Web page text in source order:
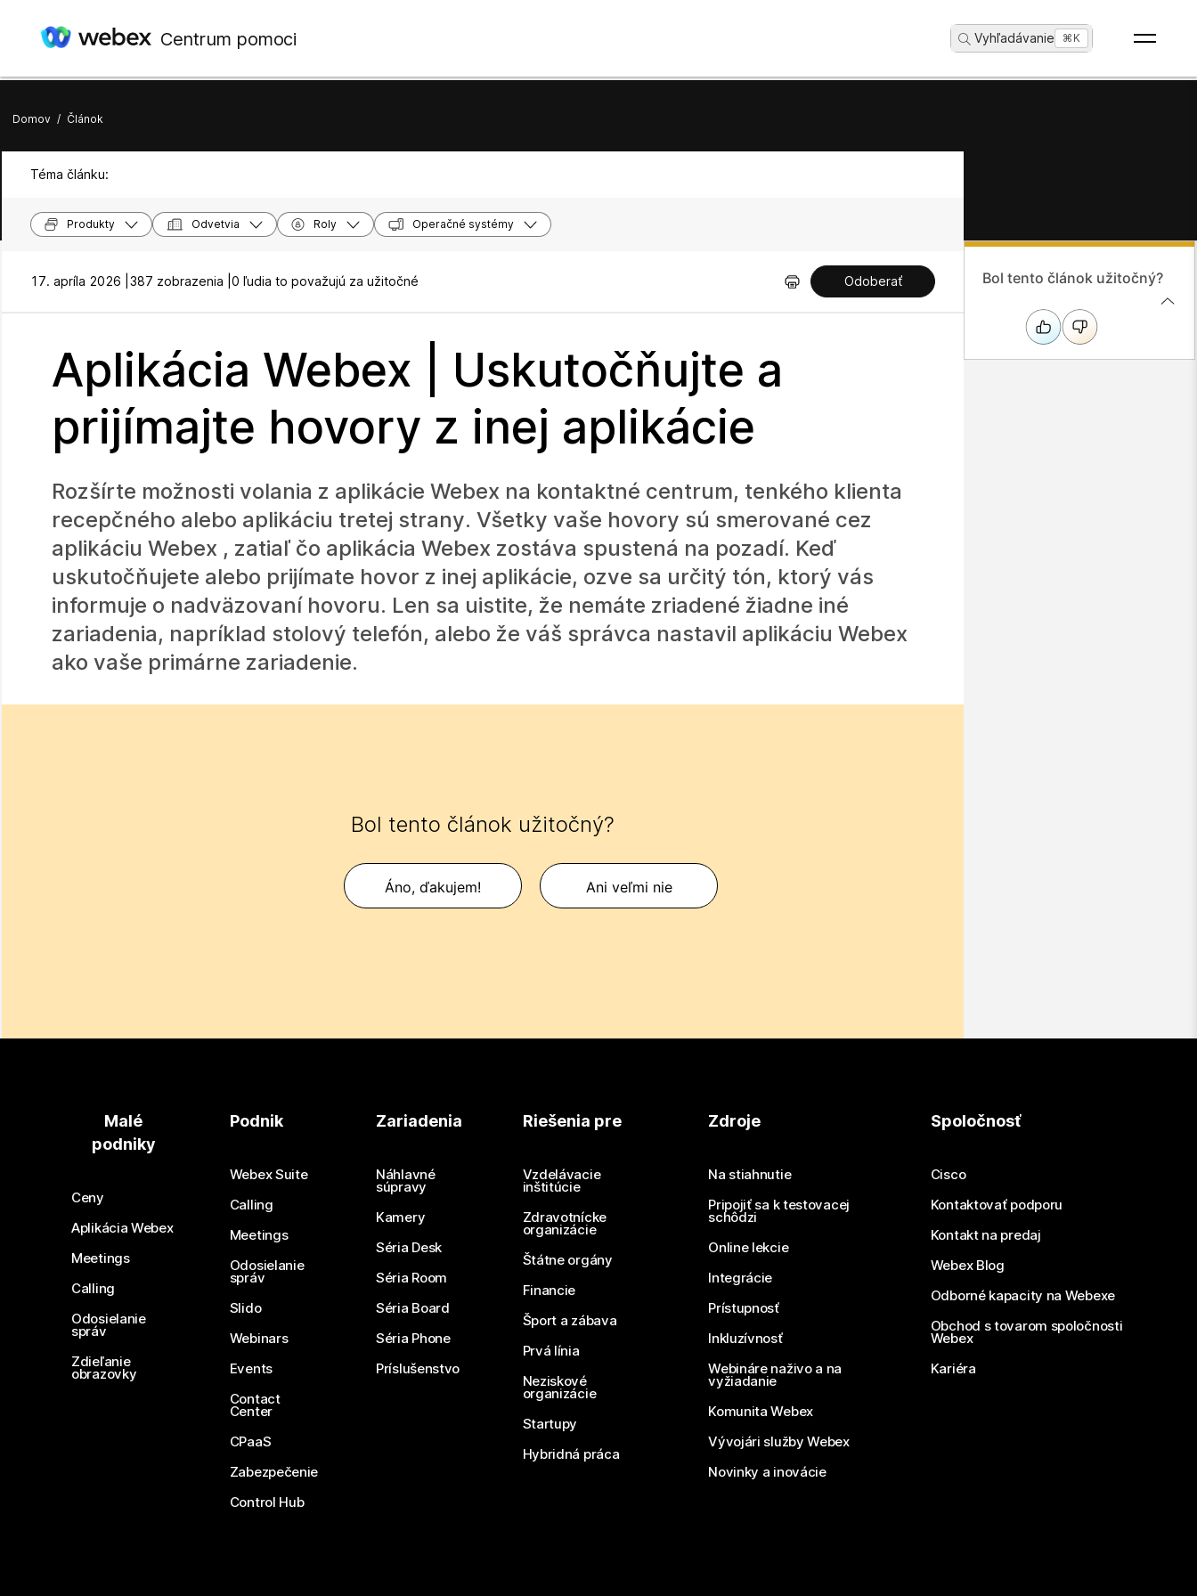
Centrum pomoci Vyhľadávanie ...⌘K
Domov / Článok
Téma článku:
Produkty Odvetvia Roly Operačné systémy
17. apríla 2026 | 387 zobrazenia | 0 ľudia to považujú za užitočné Odoberať
Aplikácia Webex | Uskutočňujte a
prijímajte hovory z inej aplikácie
Rozšírte možnosti volania z aplikácie Webex na kontaktné centrum, tenkého klienta
recepčného alebo aplikáciu tretej strany. Všetky vaše hovory sú smerované cez
aplikáciu Webex , zatiaľ čo aplikácia Webex zostáva spustená na pozadí. Keď
uskutočňujete alebo prijímate hovor z inej aplikácie, ozve sa určitý tón, ktorý vás
informuje o nadväzovaní hovoru. Len sa uistite, že nemáte zriadené žiadne iné
zariadenia, napríklad stolový telefón, alebo že váš správca nastavil aplikáciu Webex
ako vaše primárne zariadenie.
Bol tento článok užitočný?
Áno, ďakujem! Ani veľmi nie
Bol tento článok užitočný?
Malé
podniky
Ceny
Aplikácia Webex
Meetings
Calling
Odosielanie
správ
Zdieľanie
obrazovky
Podnik
Webex Suite
Calling
Meetings
Odosielanie
správ
Slido
Webinars
Events
Contact
Center
CPaaS
Zabezpečenie
Control Hub
Zariadenia
Náhlavné
súpravy
Kamery
Séria Desk
Séria Room
Séria Board
Séria Phone
Príslušenstvo
Riešenia pre
Vzdelávacie
inštitúcie
Zdravotnícke
organizácie
Štátne orgány
Financie
Šport a zábava
Prvá línia
Neziskové
organizácie
Startupy
Hybridná práca
Zdroje
Na stiahnutie
Pripojiť sa k testovacej
schôdzi
Online lekcie
Integrácie
Prístupnosť
Inkluzívnosť
Webináre naživo a na
vyžiadanie
Komunita Webex
Vývojári služby Webex
Novinky a inovácie
Spoločnosť
Cisco
Kontaktovať podporu
Kontakt na predaj
Webex Blog
Odborné kapacity na Webexe
Obchod s tovarom spoločnosti
Webex
Kariéra